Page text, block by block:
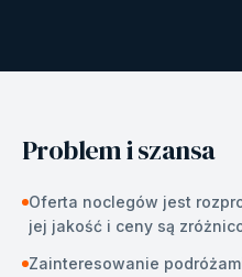
Problem i szansa
Oferta noclegów jest
jej jakość i ceny są
Zainteresowanie